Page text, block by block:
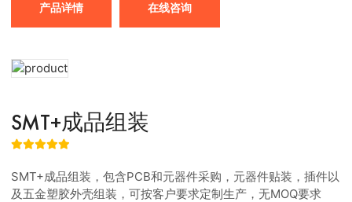
产品详情 在线咨询
SMT+成品组装
SMT+成品组装，包含PCB和元器件采购，元器件贴装，插件以
及五金塑胶外壳组装，可按客户要求定制生产，无MOQ要求